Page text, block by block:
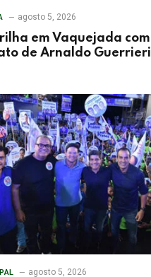
agosto 5, 2026
em Vaquejada com
de Arnaldo Guerrieri
agosto 5, 2026